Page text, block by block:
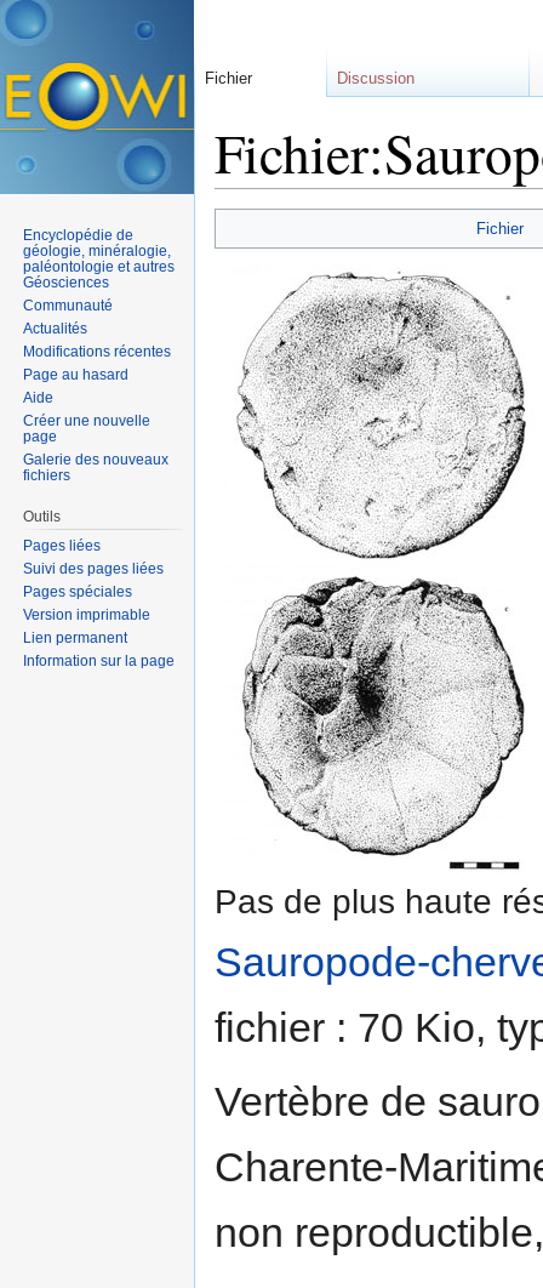
Fichier
Pas de plus haute
Sauropode-
fichier : 70 Kio,
Vertèbre de
Charente-
non
Fichier Discussion
Encyclopédie de
géologie, minéralogie,
paléontologie et autres
Géosciences
Communauté
Actualités
Modifications récentes
Page au hasard
Aide
Créer une nouvelle
page
Galerie des nouveaux
fichiers
Outils
Pages liées
Suivi des pages liées
Pages spéciales
Version imprimable
Lien permanent
Information sur la page